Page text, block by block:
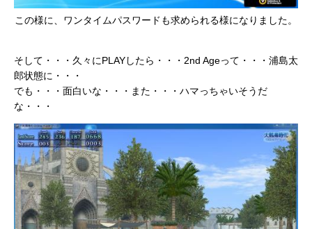
この様に、ワンタイムパスワードも求められる様になりました。
そして・・・久々にPLAYしたら・・・2nd Ageって・・・浦島太
郎状態に・・・
でも・・・面白いな・・・また・・・ハマっちゃいそうだ
な・・・